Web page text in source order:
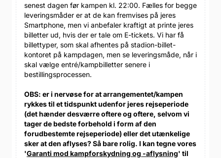
senest dagen før kampen kl. 22:00. Fælles for begge
leveringsmåder er at de kan fremvises på jeres
Smartphone, men vi anbefaler kraftigt at printe jeres
billetter ud, hvis der er tale om E-tickets. Vi har få
billettyper, som skal afhentes på stadion-billet-
kontoret på kampdagen, men se leveringsmåde, når i
skal vælge entré/kampbilletter senere i
bestillingsprocessen.
OBS: er i nervøse for at arrangementet/kampen
rykkes til et tidspunkt udenfor jeres rejseperiode
(det hænder desværre oftere og oftere, selvom vi
tager de bedste forbehold i form af den
forudbestemte rejseperiode) eller det utænkelige
sker at den aflyses? Så bare rolig. I kan tegne vores
'Garanti mod kampforskydning og -aflysning' til